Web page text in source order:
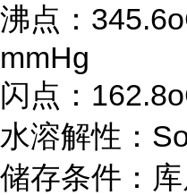
沸点：
mmHg
闪点：
水溶解性：
储存条件：